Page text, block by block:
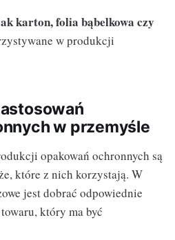
karton, folia bąbelkowa czy
w produkcji
w przemyśle
opakowań ochronnych są
które z nich korzystają. W
jest dobrać odpowiednie
który ma być